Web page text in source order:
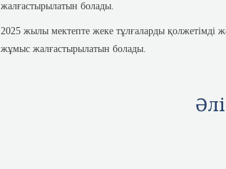
жалғастырылатын болады.
2025 жылы мектепте жеке тұлғаларды қолжетімді
жұмыс жалғастырылатын болады.